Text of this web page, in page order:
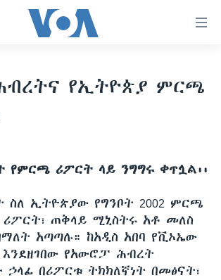
የአማርኛ ዜና
የኢትዮጵያ ምርጫ
የምርጫ ሪፖርት ላይ ንግግሩ ቀጥሏል፡፡
ስለ ኢትዮጵያው የግንቦት 2002 ምርጫ
ጠቅላይ ሚኒስትሩ አቶ መለስ
አጣጣሉ። ከአዲስ አበባ የቪኦኤው
የአውሮፓ ሕብረት
በሪፖርቱ ትክክለኛነት በመፅናት፣